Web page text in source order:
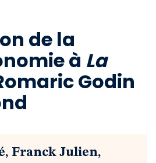
propositions
revue
Boutique
de la
à La
Godin
Franck Julien,